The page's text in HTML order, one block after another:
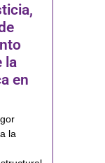
la
en
la